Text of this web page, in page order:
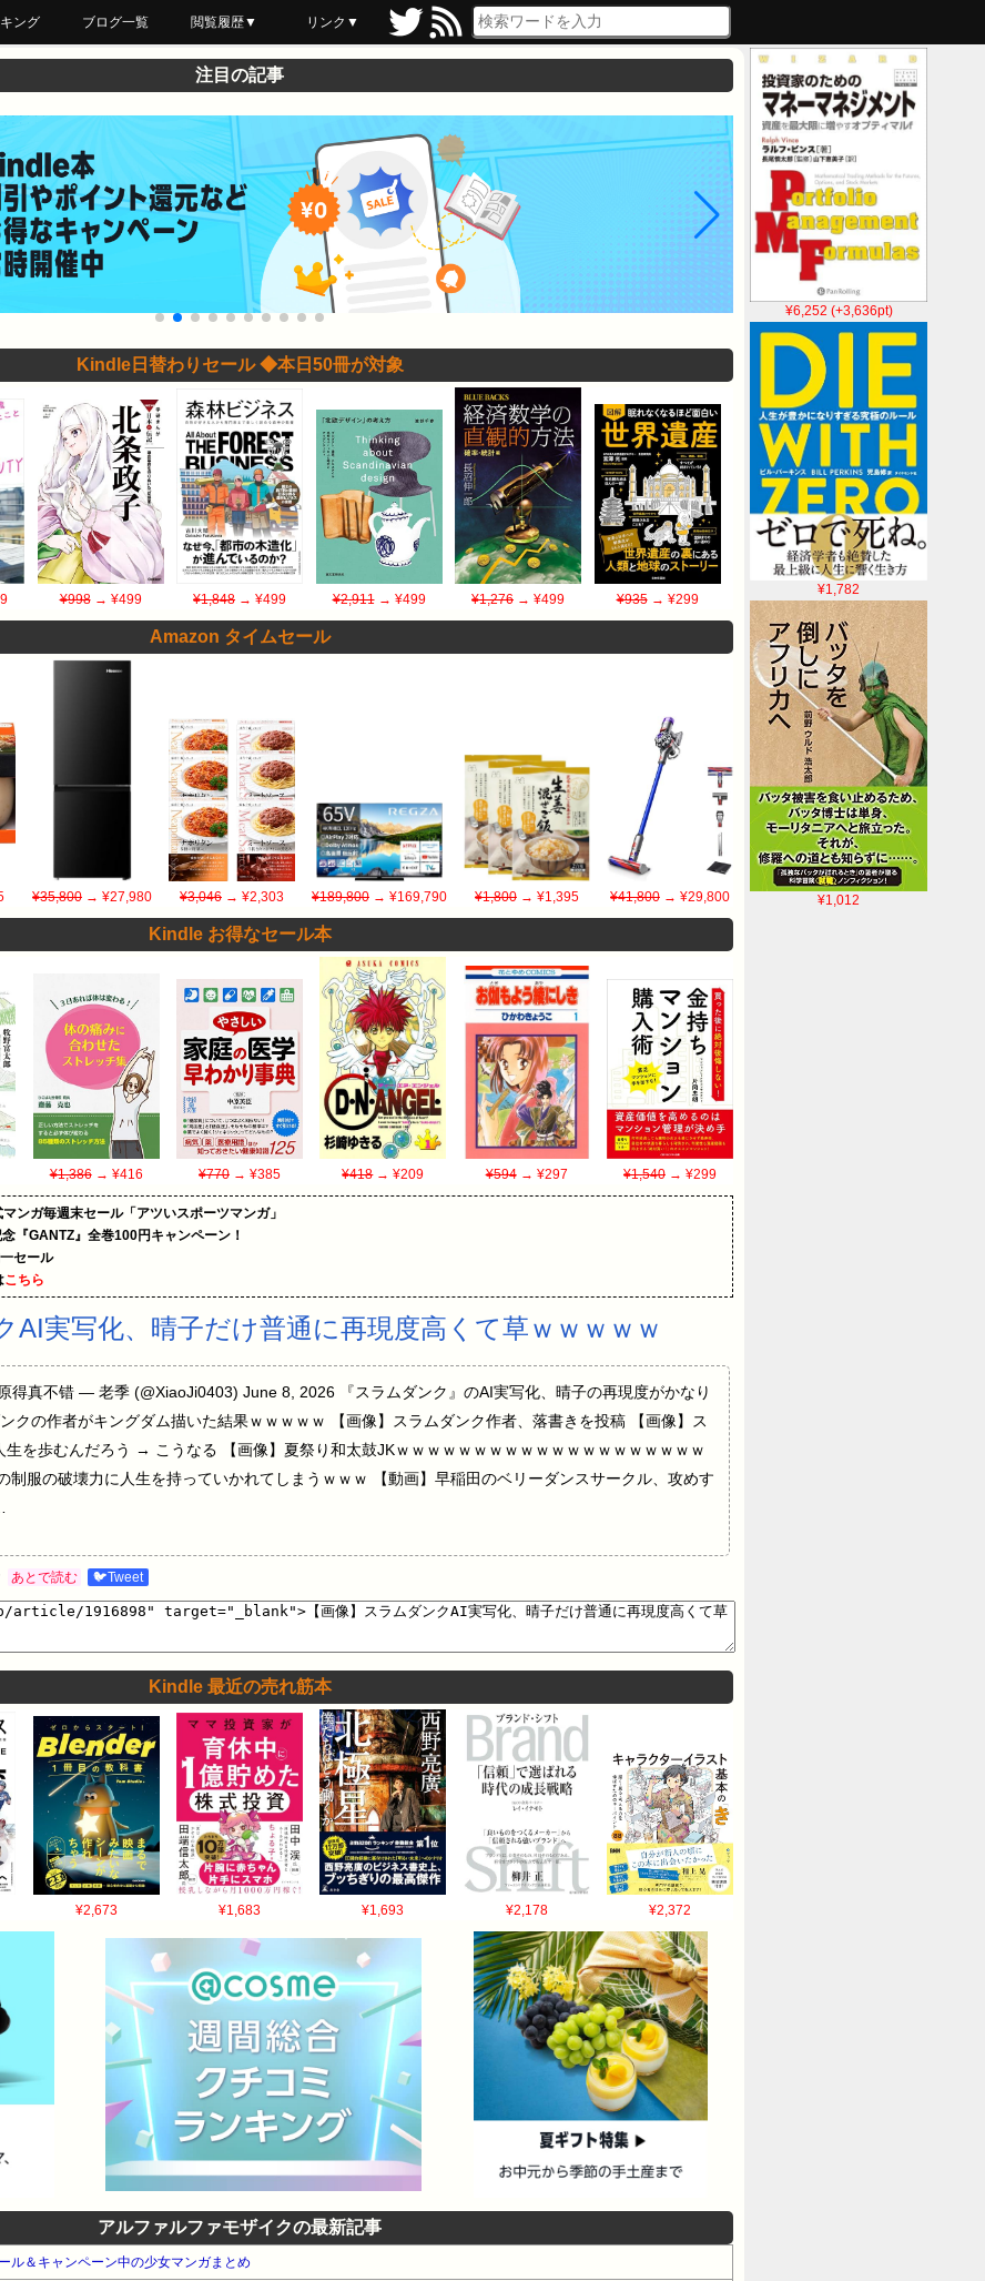
ング ブログ一覧 閲覧履歴▼
最近読んだ
あとで読む
ブックマーク
リンク▼
¥6,252 (+3,636pt)
¥1,782
¥1,012
注目の記事
Kindle日替わりセール ◆本日50冊が対象
¥998→ ¥499 ¥1,848 → ¥499 ¥2,911→ ¥499 ¥1,276 → ¥499 ¥935→ ¥299
Amazon タイムセール
¥35,800 → ¥27,980 ¥3,046 → ¥2,303 ¥189,800 → ¥169,790 ¥1,800 → ¥1,395 ¥41,800 → ¥29,800
Kindle お得なセール本
¥1,386→ ¥416 ¥770→ ¥385 ¥418→ ¥209 ¥594→ ¥297 ¥1,540→ ¥299
ンガ毎週末セール「アツいスポーツマンガ」
『GANTZ』全巻100円キャンペーン！
セール
こちら
AI実写化、晴子だけ普通に再現度高くて草ｗｗｗｗｗ
得真不错 — 老季 (@XiaoJi0403) June 8, 2026 『スラムダンク』のAI実写化、晴子の再現度がかなり
クの作者がキングダム描いた結果ｗｗｗｗｗ 【画像】スラムダンク作者、落書きを投稿 【画像】ス
生を歩むんだろう → こうなる 【画像】夏祭り和太鼓JKｗｗｗｗｗｗｗｗｗｗｗｗｗｗｗｗｗｗｗｗ
制服の破壊力に人生を持っていかれてしまうｗｗｗ 【動画】早稲田のベリーダンスサークル、攻めす
あとで読む 🐦Tweet
Kindle 最近の売れ筋本
¥2,673 ¥1,683 ¥1,693 ¥2,178 ¥2,372
アルファルファモザイクの最新記事
ル＆キャンペーン中の少女マンガまとめ